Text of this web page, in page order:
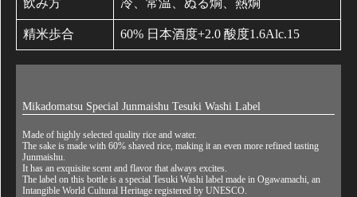
飲み方 冷、常温、ぬる燗、熱燗
精米歩合 60% 日本酒度+2.0 酸度1.6Alc.15
Mikadomatsu Special Junmaishu Tesuki Washi Label
Made of highly selected quality rice and water.
The sake is made with 60% shaved rice, making it an even more refined tasting
Junmaishu.
It has an exquisite scent and flavor that always excites.
The label on this bottle is a special Tesuki Washi label made in Ogawamachi, an
Intangible World Cultural Heritage registered by UNESCO.